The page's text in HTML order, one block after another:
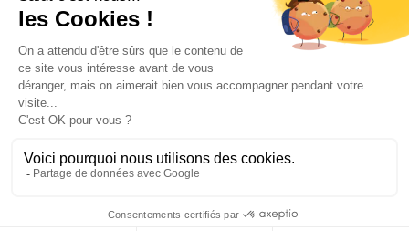
Politiques de confidentialitéPolitique cookies
Conditions générales d'utilisation